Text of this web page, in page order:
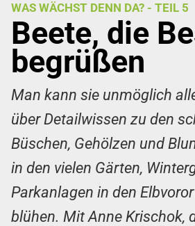
WAS WÄCHST DENN DA? - TEIL 5
Beete, die
begrüßen
Man kann sie unmöglich
über Detailwissen zu den
Büschen, Gehölzen und
in den vielen Gärten,
Parkanlagen in den
blühen. Mit Anne Krischok,